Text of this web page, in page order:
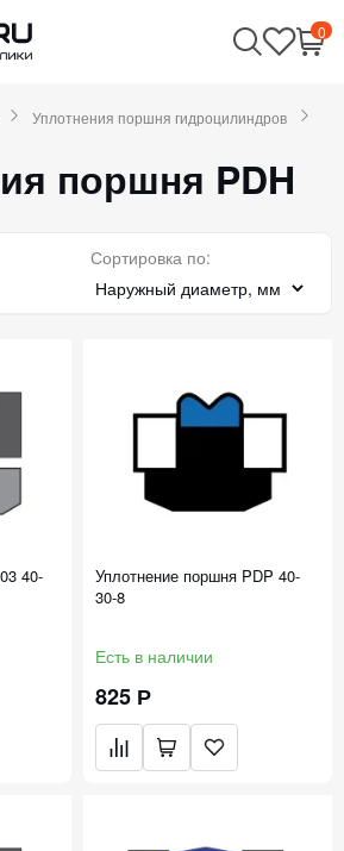
0
Уплотнения поршня гидроцилиндров
поршня PDH
Сортировка по:
40-
Уплотнение поршня PDP 40-
30-8
Есть в наличии
825 Р